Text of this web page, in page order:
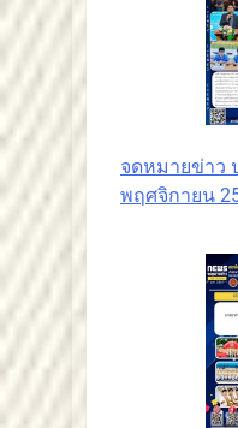
จดหมายข่าว
พฤศจิกายน